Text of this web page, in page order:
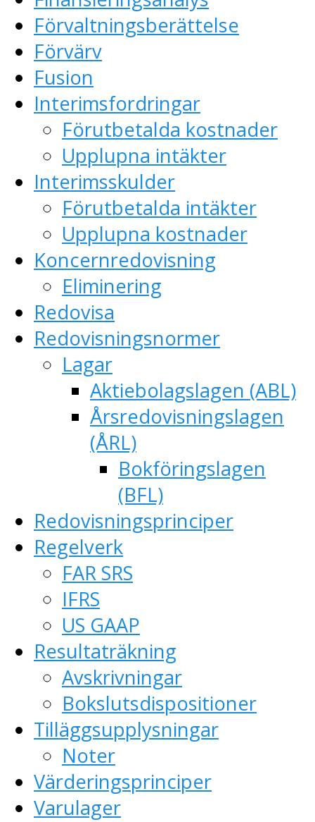
Förvaltningsberättelse
Förvärv
Fusion
Interimsfordringar
Förutbetalda kostnader
Upplupna intäkter
Interimsskulder
Förutbetalda intäkter
Upplupna kostnader
Koncernredovisning
Eliminering
Redovisa
Redovisningsnormer
Lagar
Aktiebolagslagen (ABL)
Årsredovisningslagen
(ÅRL)
Bokföringslagen
(BFL)
Redovisningsprinciper
Regelverk
FAR SRS
IFRS
US GAAP
Resultaträkning
Avskrivningar
Bokslutsdispositioner
Tilläggsupplysningar
Noter
Värderingsprinciper
Varulager